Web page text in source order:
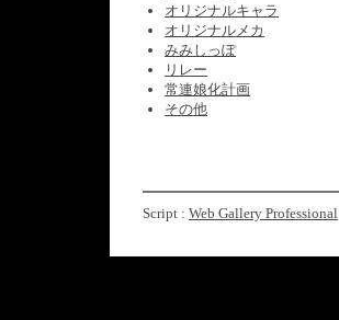
オリジナルキャラ
オリジナルメカ
みみしっぽ
リレー
常連娘化計画
その他
Script : Web Gallery Professional